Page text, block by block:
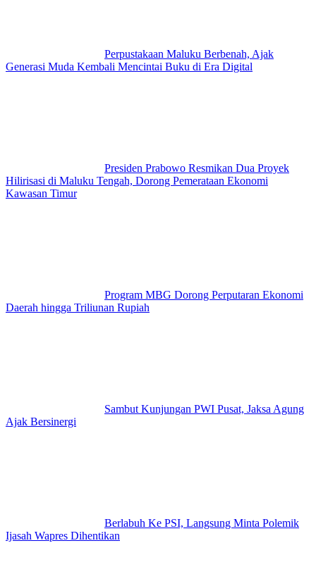
Perpustakaan Maluku Berbenah, Ajak
Generasi Muda Kembali Mencintai Buku di Era Digital
Presiden Prabowo Resmikan Dua Proyek
Hilirisasi di Maluku Tengah, Dorong Pemerataan Ekonomi
Kawasan Timur
Program MBG Dorong Perputaran Ekonomi
Daerah hingga Triliunan Rupiah
Sambut Kunjungan PWI Pusat, Jaksa Agung
Ajak Bersinergi
Berlabuh Ke PSI, Langsung Minta Polemik
Ijasah Wapres Dihentikan